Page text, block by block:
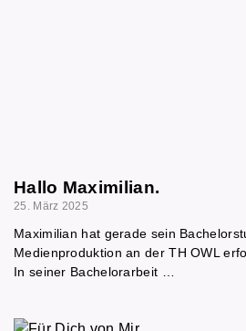
Hallo Maximilian.
25. März 2025
Maximilian hat gerade sein
Medienproduktion an der TH OWL
In seiner Bachelorarbeit …